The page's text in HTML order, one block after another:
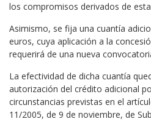
los compromisos derivados de
Asimismo, se fija una cuantía
euros, cuya aplicación a la
requerirá de una nueva
La efectividad de dicha cuantía
autorización del crédito adicional
circunstancias previstas en el
11/2005, de 9 de noviembre, de